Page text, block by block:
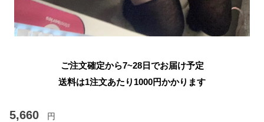
ご注文確定から7~28日でお届け予定
送料は1注文あたり 1000円かかります
5,660 円